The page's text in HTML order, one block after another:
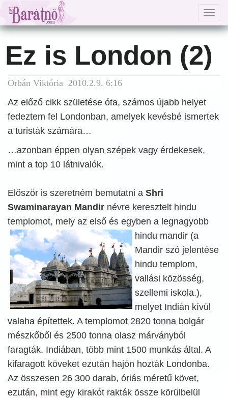
Ez is London (2)
Orbán Viktória 2010.2.9. 6:16
Az előző cikk születése óta, számos újabb helyet
fedeztem fel Londonban, amelyek kevésbé ismertek
a turisták számára…
…azonban éppen olyan szépek vagy érdekesek,
mint a top 10 látnivalók.
Először is szeretném bemutatni a Shri
Swaminarayan Mandir névre keresztelt hindu
templomot, mely az első és egyben a legnagyobb
hindu mandir (a
Mandir szó jelentése
hindu templom,
vallási közösség,
szellemi iskola.),
melyet Indián kívül
valaha építettek. A templomot 2820 tonna bolgár
mészkőből és 2500 tonna olasz márványból
faragták, Indiában, több mint 1500 munkás által. A
kifaragott köveket ezután hajón hozták Londonba.
Az összesen 26 300 darab, óriás méretű követ,
ezután, mint egy kirakót rakták össze körülbelül